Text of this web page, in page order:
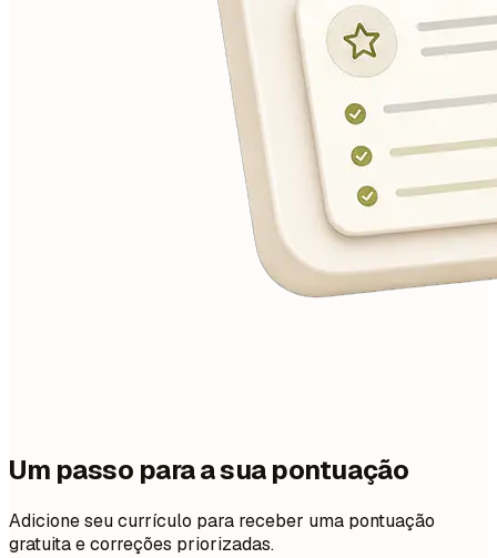
Um passo para a sua pontuação
Adicione seu currículo para receber uma pontuação
gratuita e correções priorizadas.